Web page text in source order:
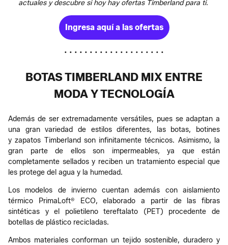
actuales y descubre si hoy hay ofertas Timberland para ti.
Ingresa aquí a las ofertas
• • • • • • • • • • • • • • • • • • • •
BOTAS TIMBERLAND MIX ENTRE
MODA Y TECNOLOGÍA
Además de ser extremadamente versátiles, pues se adaptan a
una gran variedad de estilos diferentes, las botas, botines
y zapatos Timberland son infinitamente técnicos. Asimismo, la
gran parte de ellos son impermeables, ya que están
completamente sellados y reciben un tratamiento especial que
les protege del agua y la humedad.
Los modelos de invierno cuentan además con aislamiento
térmico PrimaLoft® ECO, elaborado a partir de las fibras
sintéticas y el polietileno tereftalato (PET) procedente de
botellas de plástico recicladas.
Ambos materiales conforman un tejido sostenible, duradero y